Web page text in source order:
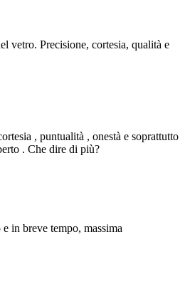
vetro. Precisione, cortesia, qualità e
, puntualità , onestà e soprattutto
. Che dire di più?
in breve tempo, massima